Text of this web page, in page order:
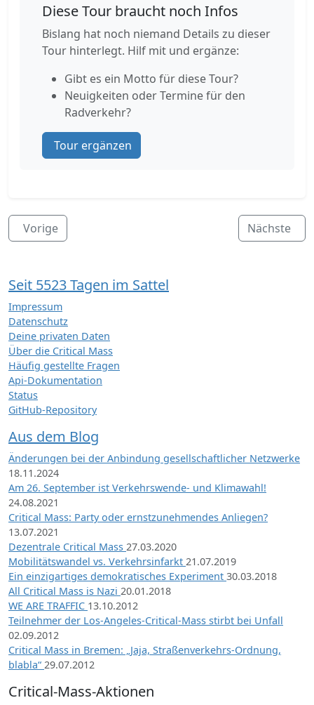
Diese Tour braucht noch Infos
Bislang hat noch niemand Details zu dieser
Tour hinterlegt. Hilf mit und ergänze:
Gibt es ein Motto für diese Tour?
Neuigkeiten oder Termine für den
Radverkehr?
Tour ergänzen
Vorige Nächste
Seit 5523 Tagen im Sattel
Impressum
Datenschutz
Deine privaten Daten
Über die Critical Mass
Häufig gestellte Fragen
Api-Dokumentation
Status
GitHub-Repository
Aus dem Blog
Änderungen bei der Anbindung gesellschaftlicher Netzwerke
18.11.2024
Am 26. September ist Verkehrswende- und Klimawahl!
24.08.2021
Critical Mass: Party oder ernstzunehmendes Anliegen?
13.07.2021
Dezentrale Critical Mass 27.03.2020
Mobilitätswandel vs. Verkehrsinfarkt 21.07.2019
Ein einzigartiges demokratisches Experiment 30.03.2018
All Critical Mass is Nazi 20.01.2018
WE ARE TRAFFIC 13.10.2012
Teilnehmer der Los-Angeles-Critical-Mass stirbt bei Unfall
02.09.2012
Critical Mass in Bremen: „Jaja, Straßenverkehrs-Ordnung,
blabla“ 29.07.2012
Critical-Mass-Aktionen